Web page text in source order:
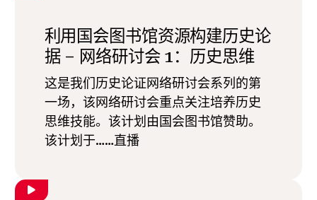
利用国会图书馆资源构建历史论
据 – 网络研讨会 1：历史思维
这是我们历史论证网络研讨会系列的第
一场，该网络研讨会重点关注培养历史
思维技能。该计划由国会图书馆赞助。
该计划于……直播